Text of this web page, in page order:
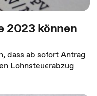
2023 können
dass ab sofort Antrag
Lohnsteuerabzug